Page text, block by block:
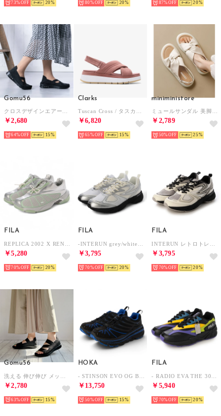
73% 20 80% 20 87% 20
Gomu56
￥2,680
64% 15
Clarks
￥6,820
65% 15
miniministore
￥2,789
50% 25
FILA
￥5,280
70% 20
FILA
￥3,795
70% 20
FILA
￥3,795
70% 20
Gomu56
￥2,780
63% 15
HOKA
￥13,750
50% 15
FILA
￥5,940
70% 20